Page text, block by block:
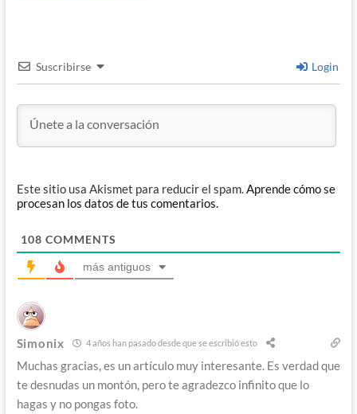
Suscribirse Login
Este sitio usa Akismet para reducir el spam.Aprende cómo se
procesan los datos de tus comentarios.
108 COMMENTS
más antiguos
Simonix 4 años han pasado desde que se escribió esto
Muchas gracias, es un artículo muy interesante. Es verdad que
te desnudas un montón, pero te agradezco infinito que lo
hagas y no pongas foto.